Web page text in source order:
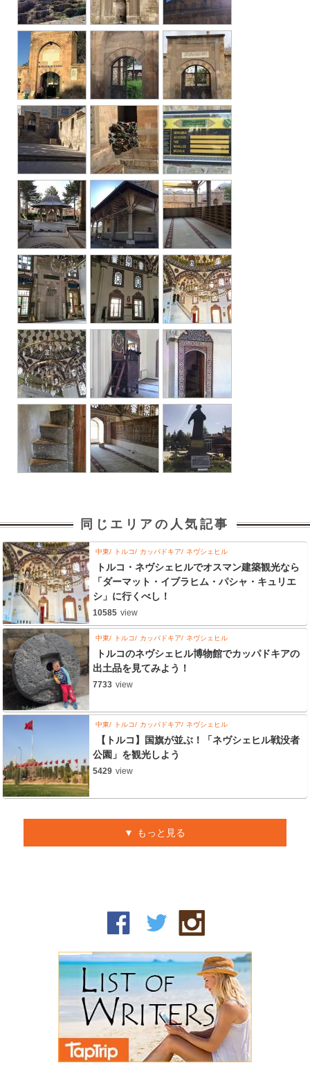
同じエリアの人気記事
中東 トルコ カッパドキア ネヴシェヒル
トルコ・ネヴシェヒルでオスマン建築観光なら
「ダーマット・イブラヒム・パシャ・キュリエ
シ」に行くべし！
10585 view
中東 トルコ カッパドキア ネヴシェヒル
トルコのネヴシェヒル博物館でカッパドキアの
出土品を見てみよう！
7733 view
中東 トルコ カッパドキア ネヴシェヒル
【トルコ】国旗が並ぶ！「ネヴシェヒル戦没者
公園」を観光しよう
5429 view
もっと見る